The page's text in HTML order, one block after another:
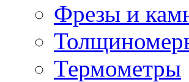
Фрезы и
Термометры